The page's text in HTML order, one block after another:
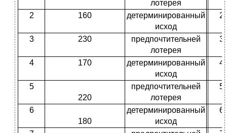
лотерея
2 160
детерминированный
исход
2
3 230
предпочтительней
лотерея
3
4 170
детерминированный
исход
4
5
220
предпочтительней
лотерея
5
6
180
детерминированный
исход
6